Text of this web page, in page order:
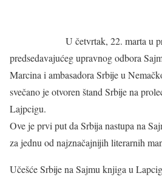
U četvrtak, 22. marta u
predsedavajućeg upravnog odbora
Marcina i ambasadora Srbije u
svečano je otvoren štand Srbije na
Lajpcigu.
Ove je prvi put da Srbija nastupa na
za jednu od najznačajnijih literarnih
Učešće Srbije na Sajmu knjiga u